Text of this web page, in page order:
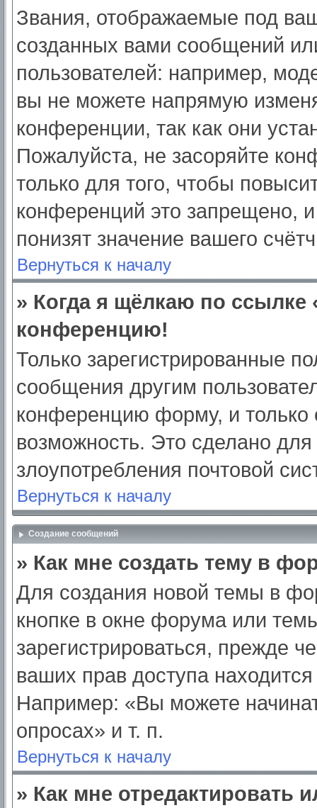
Звания, отображаемые под
созданных вами сообщений
пользователей: например,
вы не можете напрямую
конференции, так как они
Пожалуйста, не засоряйте
только для того, чтобы
конференций это запрещено,
понизят значение вашего
Вернуться к началу
» Когда я щёлкаю по ссылке
конференцию!
Только зарегистрированные
сообщения другим
конференцию форму, и только
возможность. Это сделано для
злоупотребления почтовой
Вернуться к началу
Создание сообщений
» Как мне создать тему в
Для создания новой темы в
кнопке в окне форума или
зарегистрироваться, прежде
ваших прав доступа
Например: «Вы можете
опросах» и т. п.
Вернуться к началу
» Как мне отредактировать